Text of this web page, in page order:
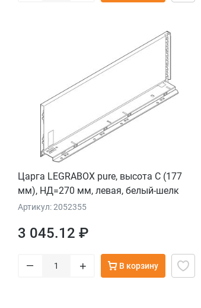
Царга LEGRABOX pure, высота C (177
мм), НД=270 мм, левая, белый-шелк
Артикул: 2052355
3 045.12 ₽
– + В корзину